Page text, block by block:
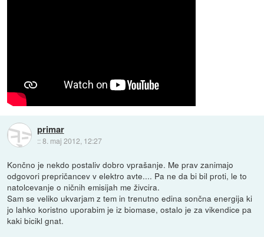
primar
::8. maj 2012, 12:27
Končno je nekdo postaliv dobro vprašanje. Me prav zanimajo
odgovori prepričancev v elektro avte.... Pa ne da bi bil proti, le to
natolcevanje o ničnih emisijah me živcira.
Sam se veliko ukvarjam z tem in trenutno edina sončna energija ki
jo lahko koristno uporabim je iz biomase, ostalo je za vikendice pa
kaki bicikl gnat.